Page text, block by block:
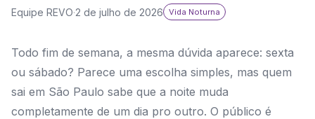
Equipe REVO·2 de julho de 2026 Vida Noturna
Todo fim de semana, a mesma dúvida aparece: sexta
ou sábado? Parece uma escolha simples, mas quem
sai em São Paulo sabe que a noite muda
completamente de um dia pro outro. O público é